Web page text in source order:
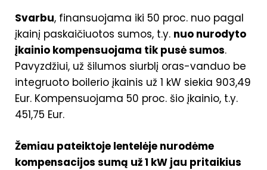
Svarbu, finansuojama iki 50 proc. nuo pagal
įkainį paskaičiuotos sumos, t.y. nuo nurodyto
įkainio kompensuojama tik pusė sumos.
Pavyzdžiui, už šilumos siurblį oras-vanduo be
integruoto boilerio įkainis už 1 kW siekia 903,49
Eur. Kompensuojama 50 proc. šio įkainio, t.y.
451,75 Eur.
Žemiau pateiktoje lentelėje nurodėme
kompensacijos sumą už 1 kW jau pritaikius